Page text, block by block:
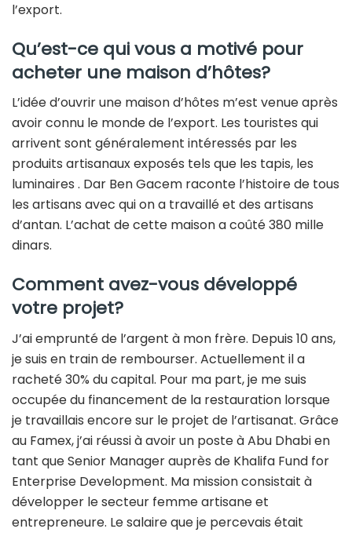
l’export.
Qu’est-ce qui vous a motivé pour
acheter une maison d’hôtes?
L’idée d’ouvrir une maison d’hôtes m’est venue après
avoir connu le monde de l’export. Les touristes qui
arrivent sont généralement intéressés par les
produits artisanaux exposés tels que les tapis, les
luminaires . Dar Ben Gacem raconte l’histoire de tous
les artisans avec qui on a travaillé et des artisans
d’antan. L’achat de cette maison a coûté 380 mille
dinars.
Comment avez-vous développé
votre projet?
J’ai emprunté de l’argent à mon frère. Depuis 10 ans,
je suis en train de rembourser. Actuellement il a
racheté 30% du capital. Pour ma part, je me suis
occupée du financement de la restauration lorsque
je travaillais encore sur le projet de l’artisanat. Grâce
au Famex, j’ai réussi à avoir un poste à Abu Dhabi en
tant que Senior Manager auprès de Khalifa Fund for
Enterprise Development. Ma mission consistait à
développer le secteur femme artisane et
entrepreneure. Le salaire que je percevais était